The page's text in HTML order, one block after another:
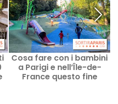
Cosa fare con i bambini
a Parigi e nell’Île-de-
France questo fine